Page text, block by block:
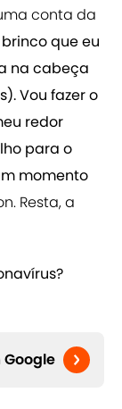
conta da
brinco que eu
na cabeça
Vou fazer o
redor
para o
momento
Resta, a
Google